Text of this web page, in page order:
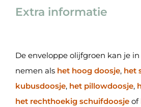
Extra informatie
De enveloppe olijfgroen kan je
nemen als het hoog doosje, het
kubusdoosje, het pillowdoosje,
het rechthoekig schuifdoosje of